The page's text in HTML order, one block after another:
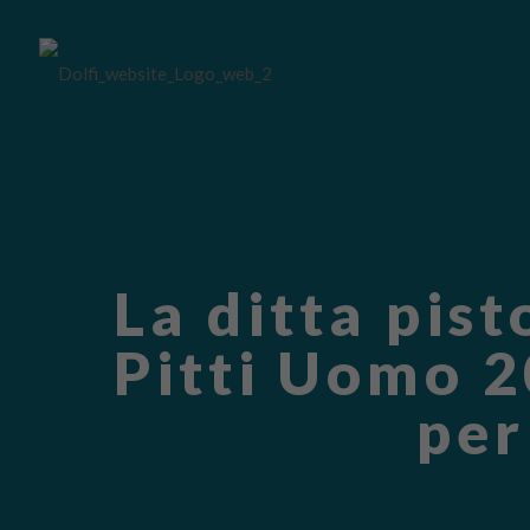
La ditta
Pitti Uomo